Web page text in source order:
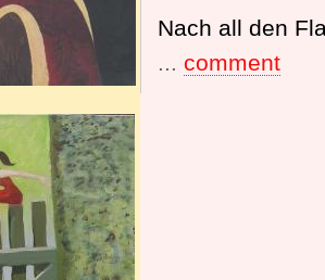
Nach all den
... comment